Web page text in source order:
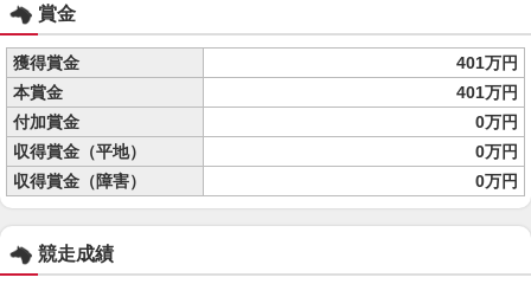
賞金
獲得賞金
401万円
本賞金
401万円
付加賞金
0万円
収得賞金（平地）
0万円
収得賞金（障害）
0万円
競走成績